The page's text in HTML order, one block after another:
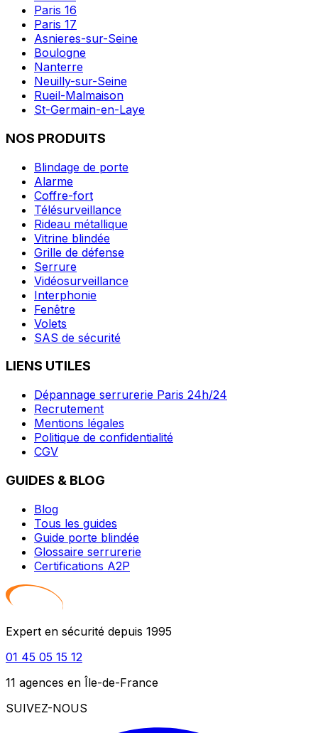
Paris 16
Paris 17
Asnieres-sur-Seine
Boulogne
Nanterre
Neuilly-sur-Seine
Rueil-Malmaison
St-Germain-en-Laye
NOS PRODUITS
Blindage de porte
Alarme
Coffre-fort
Télésurveillance
Rideau métallique
Vitrine blindée
Grille de défense
Serrure
Vidéosurveillance
Interphonie
Fenêtre
Volets
SAS de sécurité
LIENS UTILES
Dépannage serrurerie Paris 24h/24
Recrutement
Mentions légales
Politique de confidentialité
CGV
GUIDES & BLOG
Blog
Tous les guides
Guide porte blindée
Glossaire serrurerie
Certifications A2P
Expert en sécurité depuis 1995
01 45 05 15 12
11 agences en Île-de-France
SUIVEZ-NOUS